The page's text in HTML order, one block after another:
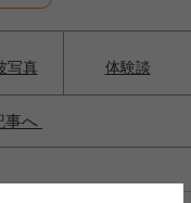
写真 体験談
事へ